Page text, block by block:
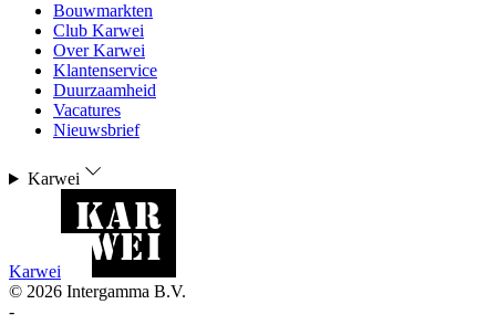
Bouwmarkten
Club Karwei
Over Karwei
Klantenservice
Duurzaamheid
Vacatures
Nieuwsbrief
Karwei
Karwei
© 2026 Intergamma B.V.
-